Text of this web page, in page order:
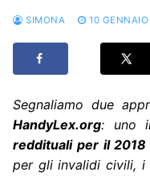
SIMONA 10
Segnaliamo due
HandyLex.org: uno
reddituali per il 2018
per gli invalidi civili, i